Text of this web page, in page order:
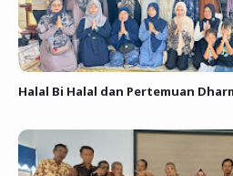
Halal Bi Halal dan Pertemuan